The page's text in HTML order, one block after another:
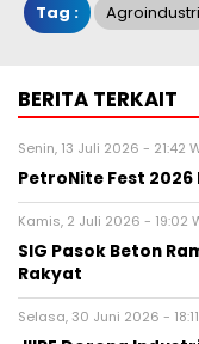
Tag : Agroindustri
BERITA TERKAIT
Senin, 13 Juli 2026 - 21:42
PetroNite Fest 2026
Kamis, 2 Juli 2026 - 19:02
SIG Pasok Beton
Rakyat
Selasa, 30 Juni 2026 -